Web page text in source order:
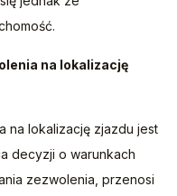
na lokalizację
na lokalizację zjazdu jest
decyzji o warunkach
zezwolenia, przenosi